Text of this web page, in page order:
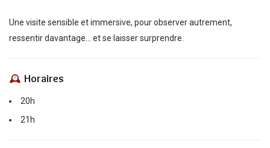
Une visite sensible et immersive, pour observer autrement,
ressentir davantage… et se laisser surprendre.
Horaires
20h
21h